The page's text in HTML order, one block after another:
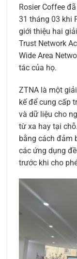
Rosier Coffee
31 tháng 03 khi
giới thiệu hai
Trust Network
Wide Area
tác của họ.
ZTNA là một
kế để cung cấp
và dữ liệu cho
từ xa hay tại
bằng cách đảm
các ứng dụng
trước khi cho